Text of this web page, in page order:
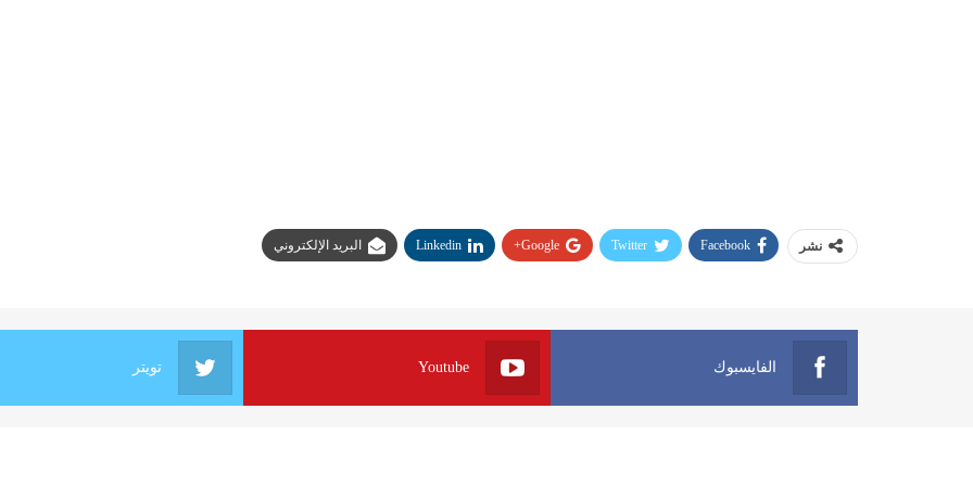
نشر Facebook
Twitter
Google+
Linkedin البريد الإلكتروني
الفايسبوك Youtube تويتر